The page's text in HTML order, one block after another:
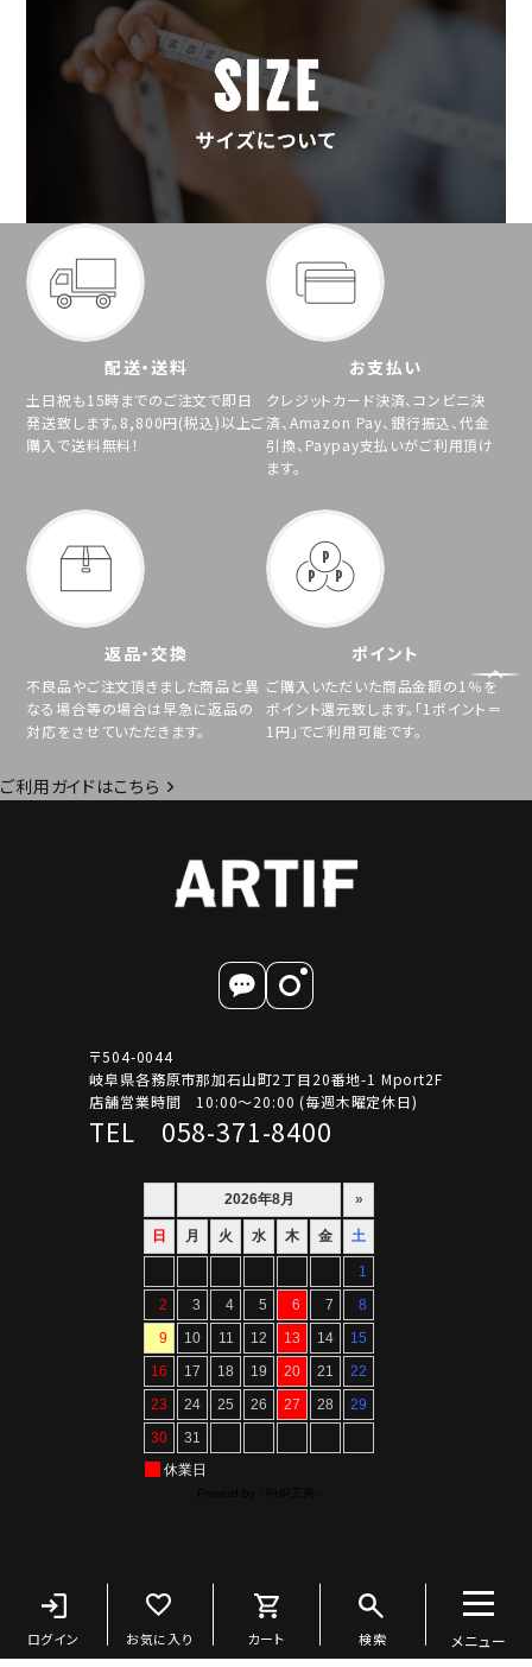
配送・送料
土日祝も15時までのご注文で即日
発送致します。8,800円(税込)以上ご
購入で送料無料！
お支払い
クレジットカード決済、コンビニ決
済、Amazon Pay、銀行振込、代金
引換、Paypay支払いがご利用頂け
ます。
返品・交換
不良品やご注文頂きました商品と異
なる場合等の場合は早急に返品の
対応をさせていただきます。
ポイント
ご購入いただいた商品金額の1％を
ポイント還元致します。「1ポイント＝
1円」でご利用可能です。
ご利用ガイドはこちら
〒504-0044
岐阜県各務原市那加石山町2丁目20番地-1 Mport2F
店舗営業時間 10:00～20:00 (毎週木曜定休日)
TEL 058-371-8400
Copyright ©ARTIF All Rights Reserved.